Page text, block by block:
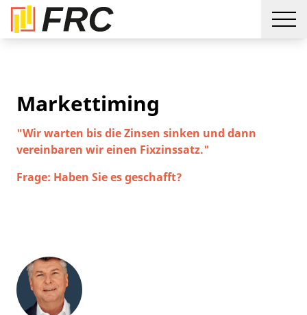
Markettiming
"Wir warten bis die Zinsen sinken und dann
vereinbaren wir einen Fixzinssatz."
Frage: Haben Sie es geschafft?